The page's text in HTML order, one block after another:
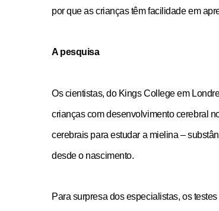
por que as crianças têm facilidade em
A pesquisa
Os cientistas, do Kings College em
crianças com desenvolvimento cerebral
cerebrais para estudar a mielina –
desde o nascimento.
Para surpresa dos especialistas, os
29 de janeiro de 2026